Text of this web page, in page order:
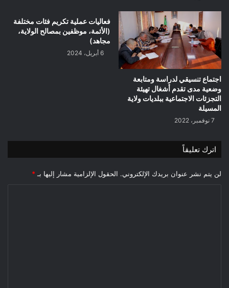
اجتماع تنسيقي لدراسة ومتابعة
وضعية مدى تقدم أشغال تهيئة
التجزئات الاجتماعية ببلديات ولاية
المسيلة
7 نوفمبر، 2022
فعاليات عملية تكريم فئات مختلفة
(الأئمة، موظفين بمصالح الولاية،
مجاهد)
6 أبريل، 2024
اترك تعليقاً
لن يتم نشر عنوان بريدك الإلكتروني. الحقول الإلزامية مشار إليها بـ *